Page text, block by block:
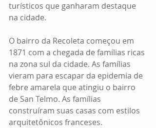
turísticos que ganharam destaque
na cidade.
O bairro da Recoleta começou em
1871 com a chegada de famílias ricas
na zona sul da cidade. As famílias
vieram para escapar da epidemia de
febre amarela que atingiu o bairro
de San Telmo. As famílias
construíram suas casas com estilos
arquitetônicos franceses.